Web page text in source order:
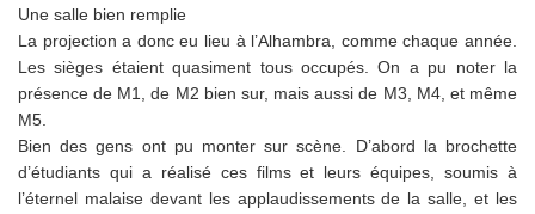
Une salle bien remplie
La projection a donc eu lieu à l’Alhambra, comme chaque année.
Les sièges étaient quasiment tous occupés. On a pu noter la
présence de M1, de M2 bien sur, mais aussi de M3, M4, et même
M5.
Bien des gens ont pu monter sur scène. D’abord la brochette
d’étudiants qui a réalisé ces films et leurs équipes, soumis à
l’éternel malaise devant les applaudissements de la salle, et les